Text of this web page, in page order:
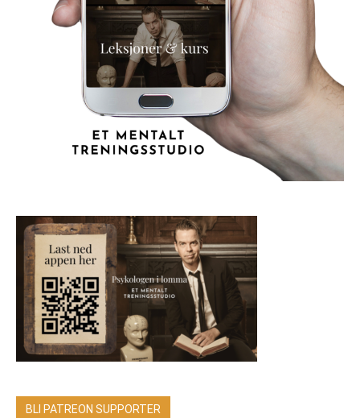
BLI PATREON SUPPORTER